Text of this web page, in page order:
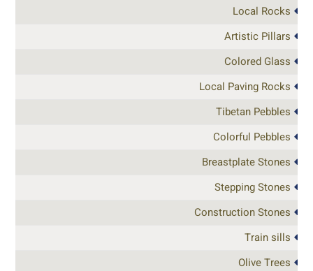
Local Rocks
Artistic Pillars
Colored Glass
Local Paving Rocks
Tibetan Pebbles
Colorful Pebbles
Breastplate Stones
Stepping Stones
Construction Stones
Train sills
Olive Trees